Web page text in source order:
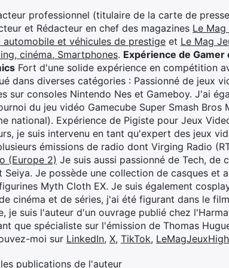
professionnel (titulaire de la carte de
et Rédacteur en chef des magazines Le
automobile et véhicules de prestige et Le Mag
cinéma, Smartphones. Expérience de
Fort d'une solide expérience en compétition
dans diverses catégories : Passionné de jeux
sur consoles Nintendo Nes et Gameboy. J'ai
du jeu vidéo Gamecube Super Smash Bros
national). Expérience de Pigiste pour Jeux
je suis intervenu en tant qu'expert des jeux
émissions de radio dont Virging Radio
(Europe 2) Je suis aussi passionné de Tech, de
Seiya. Je possède une collection de casques et
Myth Cloth EX. Je suis également
cinéma et de séries, j'ai été figurant dans le
je suis l'auteur d'un ouvrage publié chez
que spécialiste sur l'émission de Thomas
moi sur LinkedIn, X, TikTok,
publications de l'auteur